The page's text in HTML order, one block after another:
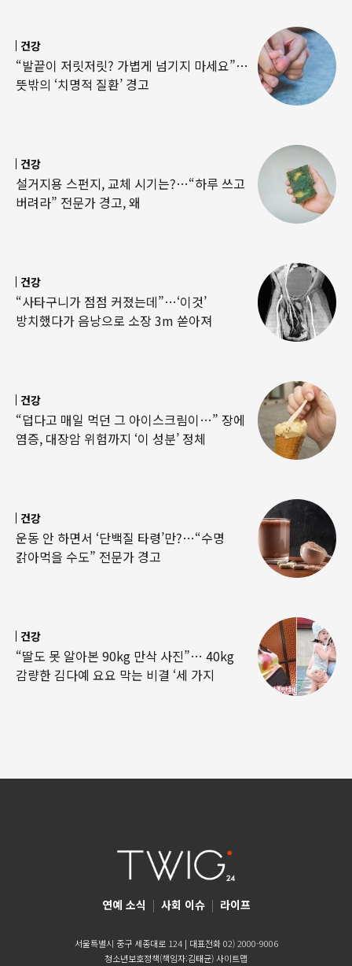
건강
“발끝이 저릿저릿? 가볍게 넘기지 마세요”…
뜻밖의 ‘치명적 질환’ 경고
건강
설거지용 스펀지, 교체 시기는?…“하루 쓰고
버려라” 전문가 경고, 왜
건강
“사타구니가 점점 커졌는데”…‘이것’
방치했다가 음낭으로 소장 3m 쏟아져
건강
“덥다고 매일 먹던 그 아이스크림이…” 장에
염증, 대장암 위험까지 ‘이 성분’ 정체
건강
운동 안 하면서 ‘단백질 타령’만?…“수명
갉아먹을 수도” 전문가 경고
건강
“딸도 못 알아본 90kg 만삭 사진”… 40kg
감량한 김다예 요요 막는 비결 ‘세 가지
연예 소식 | 사회 이슈 | 라이프
서울특별시 중구 세종대로 124 | 대표전화 02) 2000-9006
청소년보호정책(책임자:김태균)사이트맵